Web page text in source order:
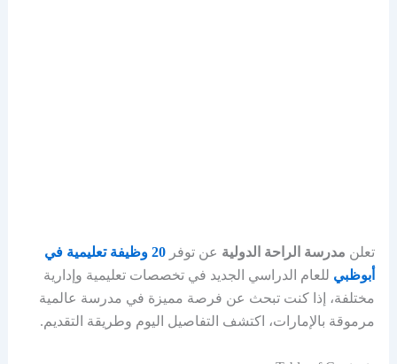
تعلن مدرسة الراحة الدولية عن توفر
20 وظيفة تعليمية في
أبوظبي للعام الدراسي الجديد في تخصصات تعليمية وإدارية
مختلفة، إذا كنت تبحث عن فرصة مميزة في مدرسة عالمية
مرموقة بالإمارات، اكتشف التفاصيل اليوم وطريقة التقديم.